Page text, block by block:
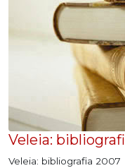
Veleia:
Veleia: bibliografia 2007